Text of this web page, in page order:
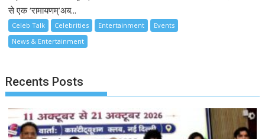
से एक ‘रामायणम्’अब...
Celeb Talk Celebrities Entertainment
Events
News & Entertainment
Recents Posts